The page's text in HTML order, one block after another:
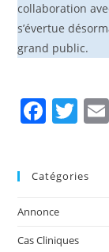
collaboration
s’évertue
grand public.
F
e
b
o
T
er
Catégories
Annonce
Cas Cliniques